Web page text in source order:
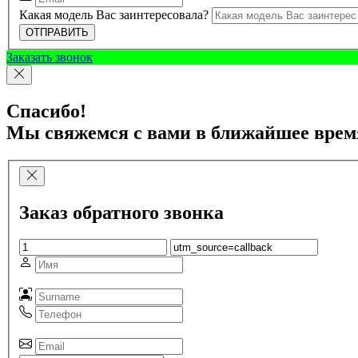
Какая модель Вас заинтересовала?
ОТПРАВИТЬ
Заказать звонок
Спасибо!
Мы свяжемся с вами в ближайшее
Заказ обратного звонка